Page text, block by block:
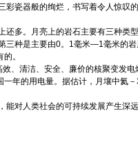
瓷器般的绚烂，书写着令人惊叹的
多。月亮上的岩石主要有三种类
三种是主要由0。1毫米—1毫米的
。
、清洁、安全、廉价的核聚变发
年的用电量。据估计，月壤中氦
对人类社会的可持续发展产生深